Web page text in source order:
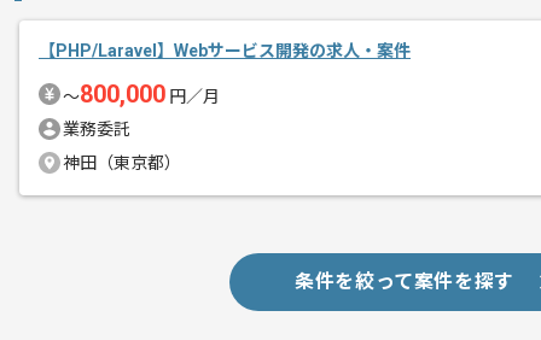
メント
幅広く開発を行っておりレバテックの
【PHP/Laravel】Webサービス開発の求人・案件
〜800,000 円／月
業務委託
神田（東京都）
条件を絞って案件を探す